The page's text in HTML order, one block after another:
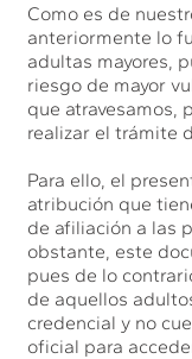
Como es de
anteriormente lo
adultas mayores,
riesgo de mayor
que atravesamos,
realizar el trámite
Para ello, el
atribución que
de afiliación a las
obstante, este
pues de lo
de aquellos
credencial y no
oficial para